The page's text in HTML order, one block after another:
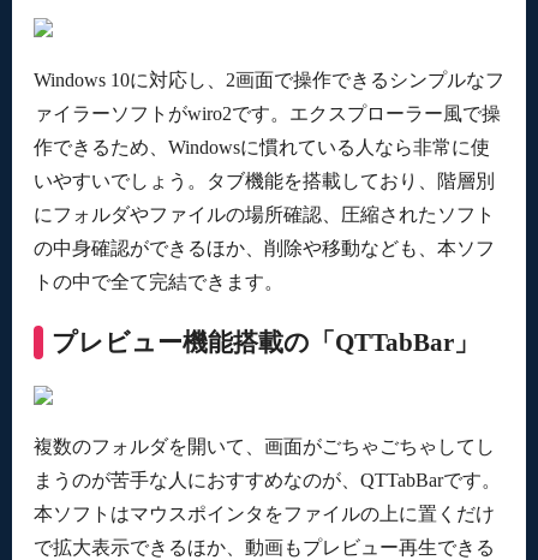
Windows 10に対応し、2画面で操作できるシンプルなフ
ァイラーソフトがwiro2です。エクスプローラー風で操
作できるため、Windowsに慣れている人なら非常に使
いやすいでしょう。タブ機能を搭載しており、階層別
にフォルダやファイルの場所確認、圧縮されたソフト
の中身確認ができるほか、削除や移動なども、本ソフ
トの中で全て完結できます。
プレビュー機能搭載の「QTTabBar」
複数のフォルダを開いて、画面がごちゃごちゃしてし
まうのが苦手な人におすすめなのが、QTTabBarです。
本ソフトはマウスポインタをファイルの上に置くだけ
で拡大表示できるほか、動画もプレビュー再生できる